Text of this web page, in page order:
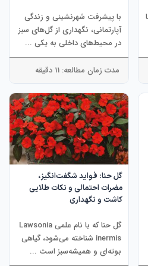
با پیشرفت شهرنشینی و زندگی
آپارتمانی، نگهداری از گل‌های سبز
در محیط‌های داخلی به یکی ...
مدت زمان مطالعه: 11 دقیقه
گل حنا: فواید شگفت‌انگیز،
مضرات احتمالی و نکات طلایی
کاشت و نگهداری
گل حنا که با نام علمی Lawsonia
inermis شناخته می‌شود، گیاهی
بوته‌ای و همیشه‌سبز است ...